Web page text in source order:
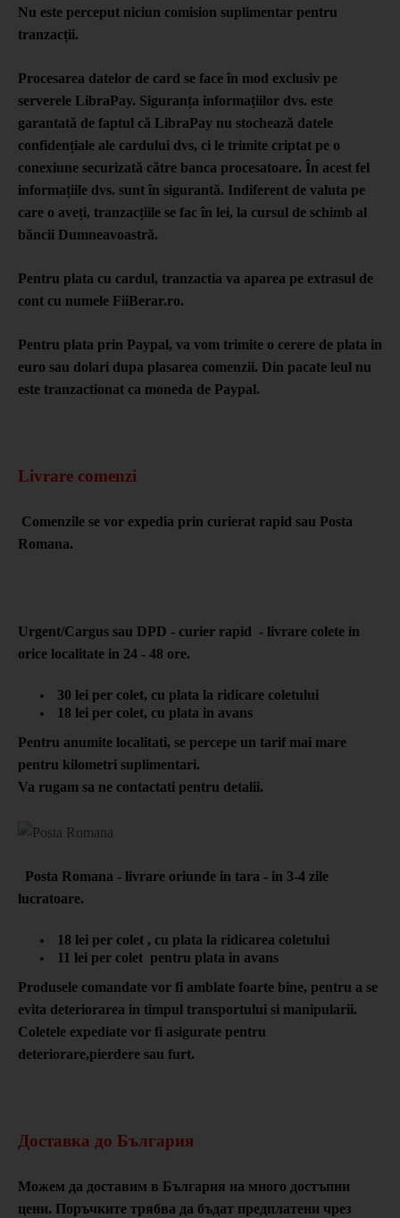
Nu este perceput niciun comision suplimentar pentru
tranzacții.
Procesarea datelor de card se face în mod exclusiv pe
serverele LibraPay. Siguranța informațiilor dvs. este
garantată de faptul că LibraPay nu stochează datele
confidențiale ale cardului dvs, ci le trimite criptat pe o
conexiune securizată către banca procesatoare. În acest fel
informațiile dvs. sunt în sigurantă. Indiferent de valuta pe
care o aveți, tranzacțiile se fac în lei, la cursul de schimb al
băncii Dumneavoastră.
Pentru plata cu cardul, tranzactia va aparea pe extrasul de
cont cu numele FiiBerar.ro.
Pentru plata prin Paypal, va vom trimite o cerere de plata in
euro sau dolari dupa plasarea comenzii. Din pacate leul nu
este tranzactionat ca moneda de Paypal.
Livrare comenzi
Comenzile se vor expedia prin curierat rapid sau Posta
Romana.
Urgent/Cargus sau DPD - curier rapid - livrare colete in
orice localitate in 24 - 48 ore.
30 lei per colet, cu plata la ridicare coletului
18 lei per colet, cu plata in avans
Pentru anumite localitati, se percepe un tarif mai mare
pentru kilometri suplimentari.
Va rugam sa ne contactati pentru detalii.
Posta Romana - livrare oriunde in tara - in 3-4 zile
lucratoare.
18 lei per colet , cu plata la ridicarea coletului
11 lei per colet pentru plata in avans
Produsele comandate vor fi amblate foarte bine, pentru a se
evita deteriorarea in timpul transportului si manipularii.
Coletele expediate vor fi asigurate pentru
deteriorare,pierdere sau furt.
Доставка до България
Можем да доставим в България на много достъпни
цени. Поръчките трябва да бъдат предплатени чрез